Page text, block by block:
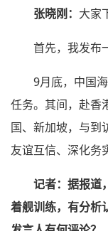
张晓刚： 大家
首先，我发布
9月底，中国
任务。其间，赴香
国、新加坡，与到
友谊互信、深化务
记者：据报道
着舰训练，有分析